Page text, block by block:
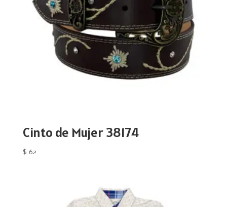
Cinto de Mujer 38174
$ 62